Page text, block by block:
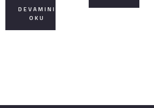
DEVAMINI
OKU